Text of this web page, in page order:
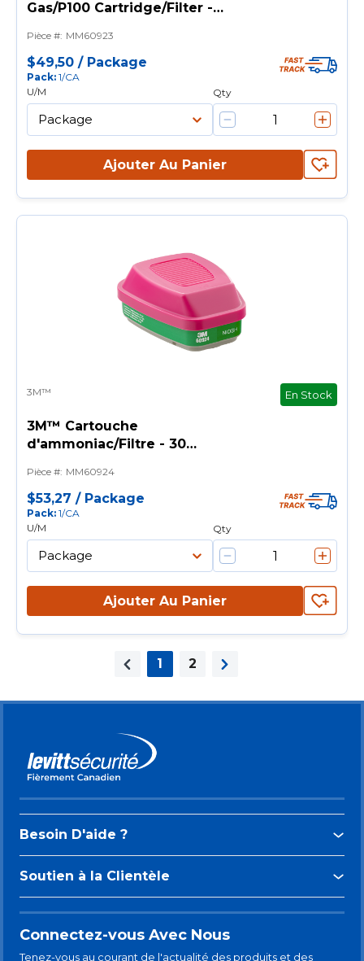
Gas/P100 Cartridge/Filter -
Pièce #: MM60923
$49,50 / Package
Pack: 1/CA
U/M
Qty
Ajouter Au Panier
3M™ En Stock
3M™ Cartouche
d'ammoniac/Filtre - 30
Pièce #: MM60924
$53,27 / Package
Pack: 1/CA
U/M
Qty
Ajouter Au Panier
Page précédente
1 2
Page suivante
Besoin D'aide ?
Soutien à la Clientèle
Connectez-vous Avec Nous
Tenez-vous au courant de l'actualité des produits et des